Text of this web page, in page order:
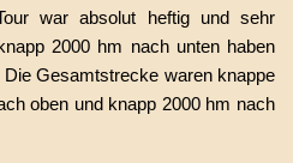
war absolut heftig und sehr
2000 hm nach unten haben
Gesamtstrecke waren knappe
oben und knapp 2000 hm nach